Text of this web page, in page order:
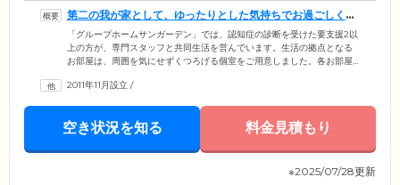
第二の我が家として、ゆったりとした気持ちでお過ごしくだ
さい
「グループホームサンガーデン」では、認知症の診断を受けた要支援2以
上の方が、専門スタッフと共同生活を営んでいます。生活の拠点となる
お部屋は、周囲を気にせずくつろげる個室をご用意しました。各お部屋
に加えて、おやつもご提供。ほかのご入居者様とコミュニケーションを
かで、笑顔が絶えない毎日を送っていただけるようサポートしてまいり
2011年11月設立 /
空き状況を知る 料金見積もり
※2025/07/28更新